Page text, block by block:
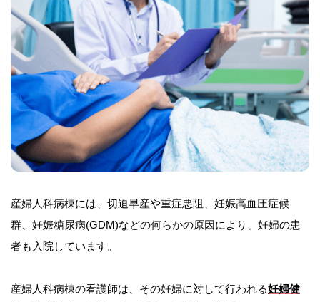
産婦人科病棟には、切迫早産や重症悪阻、妊娠高血圧症候
群、妊娠糖尿病(GDM)などの何らかの原因により、妊婦の患
者も入院しています。
産婦人科病棟の看護師は、その妊婦に対して行われる妊婦健